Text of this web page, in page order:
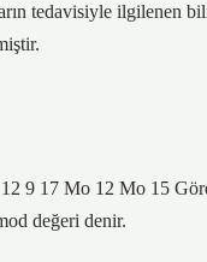
tedavisiyle ilgilenen
9 17 Mo 12 Mo 15
değeri denir.